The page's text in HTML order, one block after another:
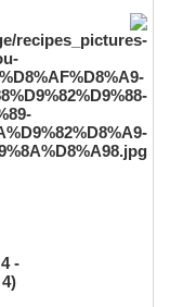
- 4 tablespoons of sugar
(4 ملاعق كبيرة من السكر)